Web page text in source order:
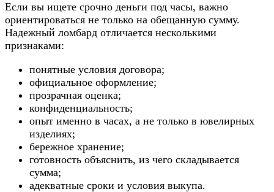
Если вы ищете срочно деньги под часы, важно
ориентироваться не только на обещанную сумму.
Надежный ломбард отличается несколькими
признаками:
понятные условия договора;
официальное оформление;
прозрачная оценка;
конфиденциальность;
опыт именно в часах, а не только в ювелирных
изделиях;
бережное хранение;
готовность объяснить, из чего складывается
сумма;
адекватные сроки и условия выкупа.